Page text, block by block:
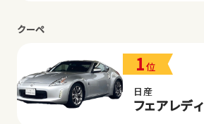
クーペ
1位
日産
フェアレディ